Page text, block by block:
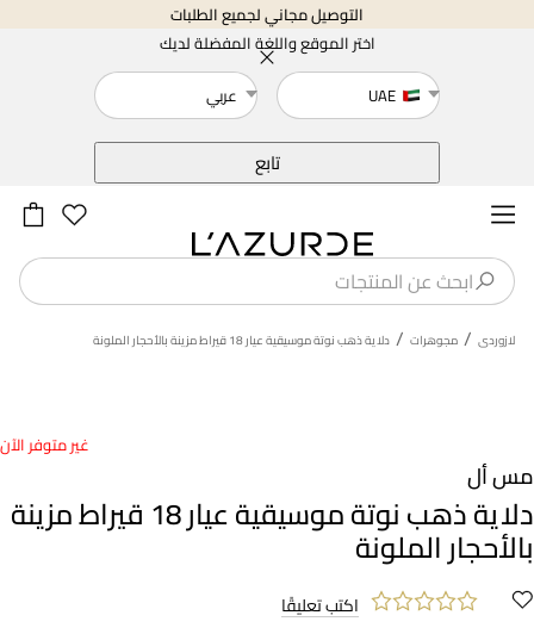
التوصيل مجاني لجميع الطلبات
اختر الموقع واللغة المفضلة لديك
UAE
عربي
تابع
لازوردى / مجوهرات / دلاية ذهب نوتة موسيقية عيار 18 قيراط مزينة بالأحجار الملونة
غير متوفر الآن
مس أل
دلاية ذهب نوتة موسيقية عيار 18 قيراط مزينة
بالأحجار الملونة
اكتب تعليقًا